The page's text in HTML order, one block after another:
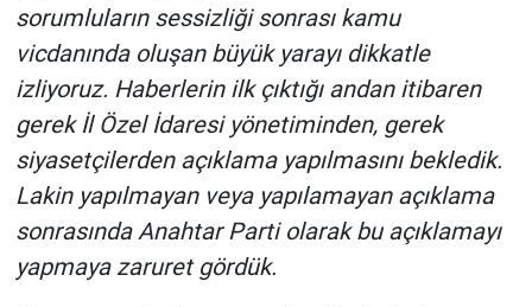
sorumluların sessizliği sonrası kamu
vicdanında oluşan büyük yarayı dikkatle
izliyoruz. Haberlerin ilk çıktığı andan itibaren
gerek İl Özel İdaresi yönetiminden, gerek
siyasetçilerden açıklama yapılmasını bekledik.
Lakin yapılmayan veya yapılamayan açıklama
sonrasında Anahtar Parti olarak bu açıklamayı
yapmaya zaruret gördük.